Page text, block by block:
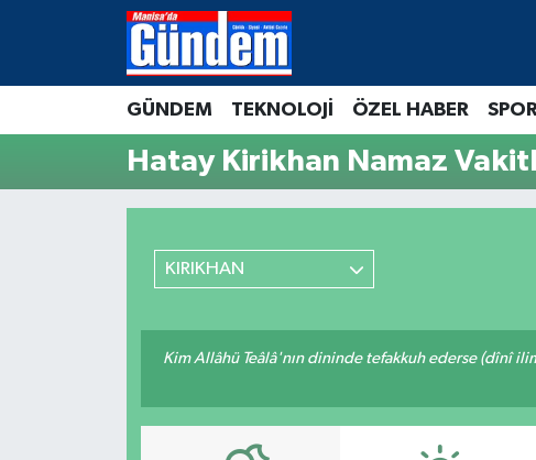
GÜNDEM TEKNOLOJİ ÖZEL HABER
Hatay Kirikhan Namaz
KIRIKHAN
Kim Allâhü Teâlâ'nın dininde tefakkuh ederse (dînî
Manisa Hava Durumu
Manisa Trafik Yoğunluk Haritası
Süper Lig Puan Durumu ve Fikstür
Tüm Manşetler
Haber Arşivi